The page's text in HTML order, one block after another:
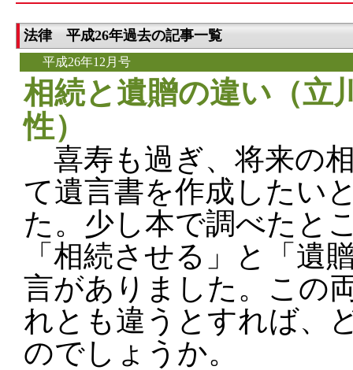
法律 平成26年過去の記事一覧
平成26年12月号
相続と遺贈の違い（立
性）
喜寿も過ぎ、将来の
て遺言書を作成したい
た。少し本で調べたと
「相続させる」と「遺
言がありました。この
れとも違うとすれば、
のでしょうか。